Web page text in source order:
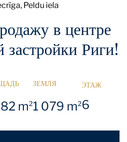
Peldu iela
в центре
застройки Риги!
m2
ЗЕМЛЯ
1 079 m2
ЭТАЖ
6